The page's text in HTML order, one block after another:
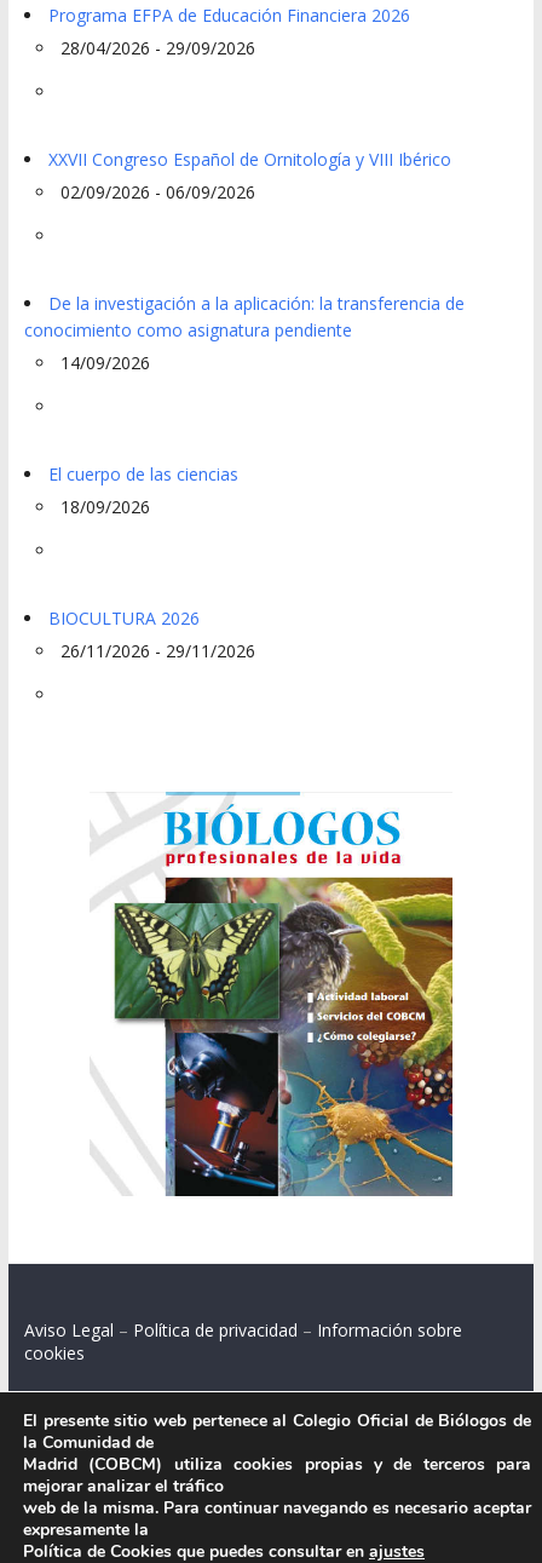
Programa EFPA de Educación Financiera 2026
28/04/2026 - 29/09/2026
XXVII Congreso Español de Ornitología y VIII Ibérico
02/09/2026 - 06/09/2026
De la investigación a la aplicación: la transferencia de
conocimiento como asignatura pendiente
14/09/2026
El cuerpo de las ciencias
18/09/2026
BIOCULTURA 2026
26/11/2026 - 29/11/2026
Aviso Legal – Política de privacidad – Información sobre
cookies
Colegio Oficial de Biólogos de la Comunidad de Madrid.
C/ Santa Engracia 108, 2º int.izq. 28003 Madrid.
El presente sitio web pertenece al Colegio Oficial de Biólogos de
la Comunidad de
Madrid (COBCM) utiliza cookies propias y de terceros para
mejorar analizar el tráfico
web de la misma. Para continuar navegando es necesario aceptar
expresamente la
Política de Cookies que puedes consultar en ajustes